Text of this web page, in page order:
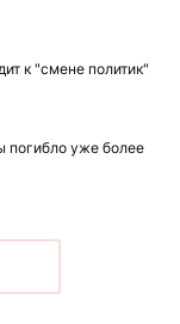
к "смене политик"
погибло уже более